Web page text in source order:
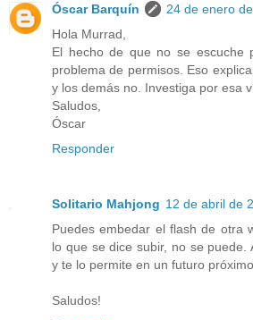
Óscar Barquín
24 de enero
Hola Murrad,
El hecho de que no se escuche
problema de permisos. Eso
y los demás no. Investiga por esa
Saludos,
Óscar
Responder
Solitario Mahjong 12 de abril de
Puedes embedar el flash de otra
lo que se dice subir, no se puede.
y te lo permite en un futuro próximo.
Saludos!